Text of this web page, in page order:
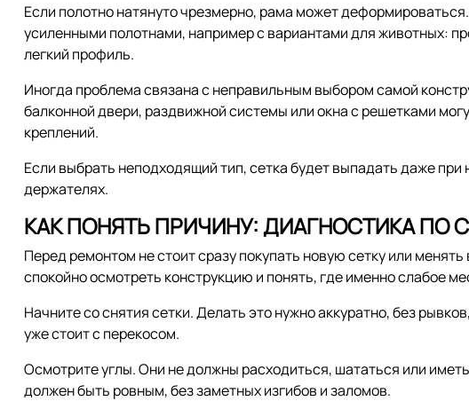
Если полотно натянуто чрезмерно, рама может
усиленными полотнами, например с вариантами для животных:
легкий профиль.
Иногда проблема связана с неправильным выбором самой
балконной двери, раздвижной системы или окна с решетками
креплений.
Если выбрать неподходящий тип, сетка будет выпадать даже
держателях.
КАК ПОНЯТЬ ПРИЧИНУ: ДИАГНОСТИКА
Перед ремонтом не стоит сразу покупать новую сетку или
спокойно осмотреть конструкцию и понять, где именно слабое
Начните со снятия сетки. Делать это нужно аккуратно, без
уже стоит с перекосом.
Осмотрите углы. Они не должны расходиться, шататься или
должен быть ровным, без заметных изгибов и заломов.